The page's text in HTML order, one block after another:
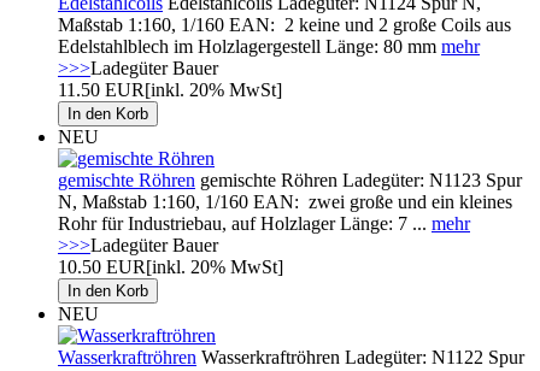
Maßstab 1:160, 1/160 EAN: 2 keine und 2 große Coils aus
Edelstahlblech im Holzlagergestell Länge: 80 mm mehr
>>>Ladegüter Bauer
11.50 EUR[inkl. 20% MwSt]
NEU
gemischte Röhren gemischte Röhren Ladegüter: N1123 Spur
N, Maßstab 1:160, 1/160 EAN: zwei große und ein kleines
Rohr für Industriebau, auf Holzlager Länge: 7 ... mehr
>>>Ladegüter Bauer
10.50 EUR[inkl. 20% MwSt]
NEU
Wasserkraftröhren Wasserkraftröhren Ladegüter: N1122 Spur